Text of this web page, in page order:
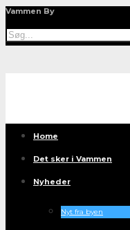
Vammen By
Home
Det sker i Vammen
Nyheder
Nyt fra byen